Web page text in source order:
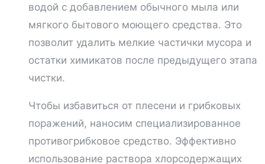
водой с добавлением обычного мыла или
мягкого бытового моющего средства. Это
позволит удалить мелкие частички мусора и
остатки химикатов после предыдущего этапа
чистки.
Чтобы избавиться от плесени и грибковых
поражений, наносим специализированное
противогрибковое средство. Эффективно
использование раствора хлорсодержащих